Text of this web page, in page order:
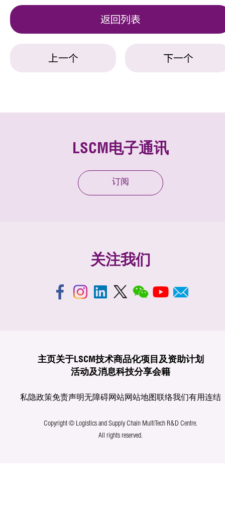
返回列表
上一个 下一个
LSCM电子通讯
订阅
关注我们
主页关于LSCM技术商品化项目及资助计划
活动及消息科技分享会籍
私隐政策免责声明无障碍网站网站地图联络我们有用连结
Copyright © Logistics and Supply Chain MultiTech R&D Centre.
All rights reserved.